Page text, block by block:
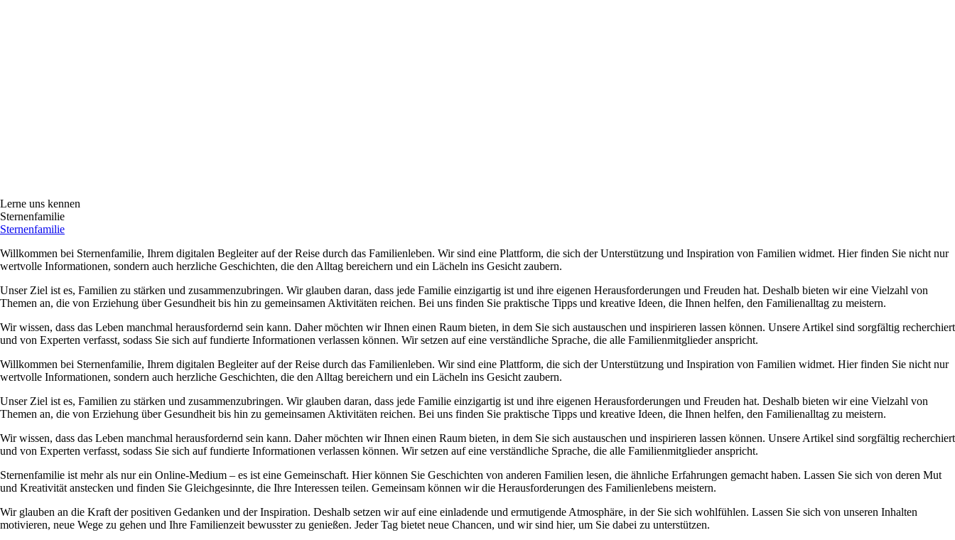
Lerne uns kennen
Sternenfamilie
Sternenfamilie
Willkommen bei Sternenfamilie, Ihrem digitalen Begleiter auf der Reise durch das Familienleben. Wir sind eine Plattform, die sich der Unterstützung und Inspiration von Familien widmet. Hier finden Sie nicht nur
wertvolle Informationen, sondern auch herzliche Geschichten, die den Alltag bereichern und ein Lächeln ins Gesicht zaubern.
Unser Ziel ist es, Familien zu stärken und zusammenzubringen. Wir glauben daran, dass jede Familie einzigartig ist und ihre eigenen Herausforderungen und Freuden hat. Deshalb bieten wir eine Vielzahl von
Themen an, die von Erziehung über Gesundheit bis hin zu gemeinsamen Aktivitäten reichen. Bei uns finden Sie praktische Tipps und kreative Ideen, die Ihnen helfen, den Familienalltag zu meistern.
Wir wissen, dass das Leben manchmal herausfordernd sein kann. Daher möchten wir Ihnen einen Raum bieten, in dem Sie sich austauschen und inspirieren lassen können. Unsere Artikel sind sorgfältig recherchiert
und von Experten verfasst, sodass Sie sich auf fundierte Informationen verlassen können. Wir setzen auf eine verständliche Sprache, die alle Familienmitglieder anspricht.
Willkommen bei Sternenfamilie, Ihrem digitalen Begleiter auf der Reise durch das Familienleben. Wir sind eine Plattform, die sich der Unterstützung und Inspiration von Familien widmet. Hier finden Sie nicht nur
wertvolle Informationen, sondern auch herzliche Geschichten, die den Alltag bereichern und ein Lächeln ins Gesicht zaubern.
Unser Ziel ist es, Familien zu stärken und zusammenzubringen. Wir glauben daran, dass jede Familie einzigartig ist und ihre eigenen Herausforderungen und Freuden hat. Deshalb bieten wir eine Vielzahl von
Themen an, die von Erziehung über Gesundheit bis hin zu gemeinsamen Aktivitäten reichen. Bei uns finden Sie praktische Tipps und kreative Ideen, die Ihnen helfen, den Familienalltag zu meistern.
Wir wissen, dass das Leben manchmal herausfordernd sein kann. Daher möchten wir Ihnen einen Raum bieten, in dem Sie sich austauschen und inspirieren lassen können. Unsere Artikel sind sorgfältig recherchiert
und von Experten verfasst, sodass Sie sich auf fundierte Informationen verlassen können. Wir setzen auf eine verständliche Sprache, die alle Familienmitglieder anspricht.
Sternenfamilie ist mehr als nur ein Online-Medium – es ist eine Gemeinschaft. Hier können Sie Geschichten von anderen Familien lesen, die ähnliche Erfahrungen gemacht haben. Lassen Sie sich von deren Mut
und Kreativität anstecken und finden Sie Gleichgesinnte, die Ihre Interessen teilen. Gemeinsam können wir die Herausforderungen des Familienlebens meistern.
Wir glauben an die Kraft der positiven Gedanken und der Inspiration. Deshalb setzen wir auf eine einladende und ermutigende Atmosphäre, in der Sie sich wohlfühlen. Lassen Sie sich von unseren Inhalten
motivieren, neue Wege zu gehen und Ihre Familienzeit bewusster zu genießen. Jeder Tag bietet neue Chancen, und wir sind hier, um Sie dabei zu unterstützen.